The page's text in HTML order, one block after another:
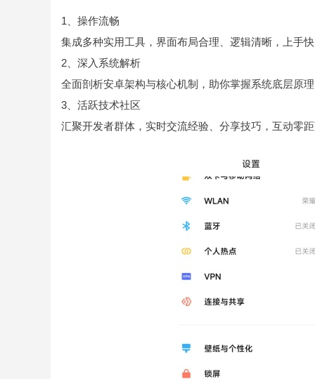
1、操作流畅
集成多种实用工具，界面布局合理、逻辑清晰，上手
2、深入系统解析
全面剖析安卓架构与核心机制，助你掌握系统底层原
3、活跃技术社区
汇聚开发者群体，实时交流经验、分享技巧，互动零